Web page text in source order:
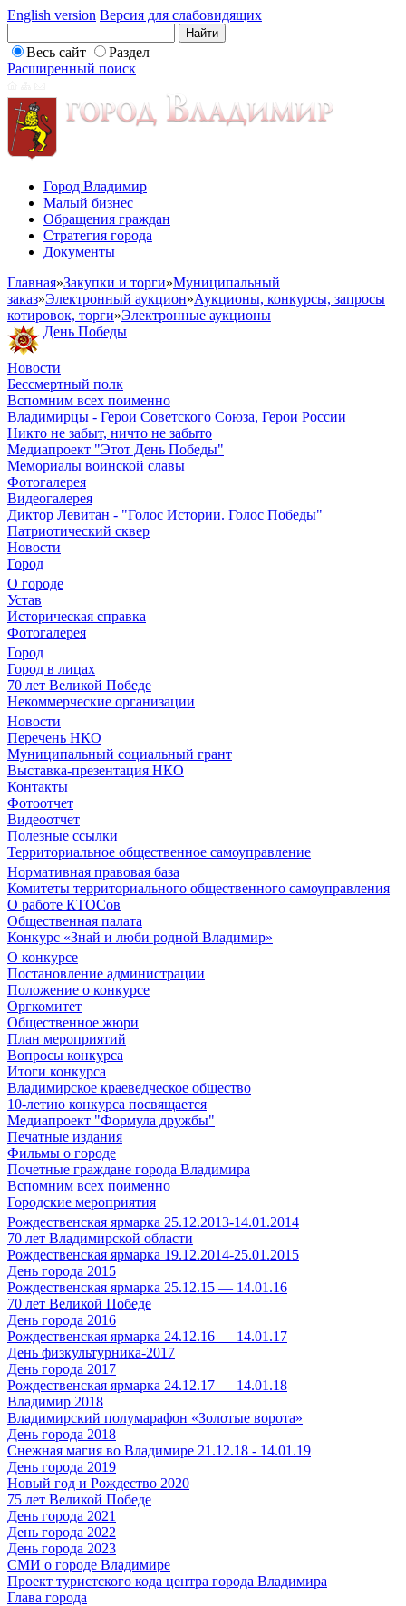
English version Версия для слабовидящих
Весь сайт
Раздел
Расширенный поиск
Город Владимир
Малый бизнес
Обращения граждан
Стратегия города
Документы
Главная»Закупки и торги»Муниципальный
заказ»Электронный аукцион»Аукционы, конкурсы, запросы
котировок, торги»Электронные аукционы
День Победы
Новости
Бессмертный полк
Вспомним всех поименно
Владимирцы - Герои Советского Союза, Герои России
Никто не забыт, ничто не забыто
Медиапроект "Этот День Победы"
Мемориалы воинской славы
Фотогалерея
Видеогалерея
Диктор Левитан - "Голос Истории. Голос Победы"
Патриотический сквер
Новости
Город
О городе
Устав
Историческая справка
Фотогалерея
Город
Город в лицах
70 лет Великой Победе
Некоммерческие организации
Новости
Перечень НКО
Муниципальный социальный грант
Выставка-презентация НКО
Контакты
Фотоотчет
Видеоотчет
Полезные ссылки
Территориальное общественное самоуправление
Нормативная правовая база
Комитеты территориального общественного самоуправления
О работе КТОСов
Общественная палата
Конкурс «Знай и люби родной Владимир»
О конкурсе
Постановление администрации
Положение о конкурсе
Оргкомитет
Общественное жюри
План мероприятий
Вопросы конкурса
Итоги конкурса
Владимирское краеведческое общество
10-летию конкурса посвящается
Медиапроект "Формула дружбы"
Печатные издания
Фильмы о городе
Почетные граждане города Владимира
Вспомним всех поименно
Городские мероприятия
Рождественская ярмарка 25.12.2013-14.01.2014
70 лет Владимирской области
Рождественская ярмарка 19.12.2014-25.01.2015
День города 2015
Рождественская ярмарка 25.12.15 — 14.01.16
70 лет Великой Победе
День города 2016
Рождественская ярмарка 24.12.16 — 14.01.17
День физкультурника-2017
День города 2017
Рождественская ярмарка 24.12.17 — 14.01.18
Владимир 2018
Владимирский полумарафон «Золотые ворота»
День города 2018
Снежная магия во Владимире 21.12.18 - 14.01.19
День города 2019
Новый год и Рождество 2020
75 лет Великой Победе
День города 2021
День города 2022
День города 2023
СМИ о городе Владимире
Проект туристского кода центра города Владимира
Глава города